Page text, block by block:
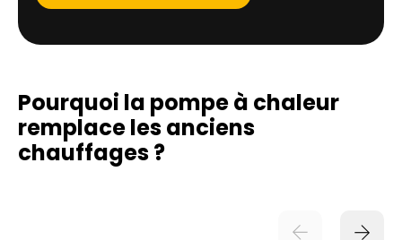
Pourquoi la pompe à chaleur
remplaceles anciens
chauffages ?